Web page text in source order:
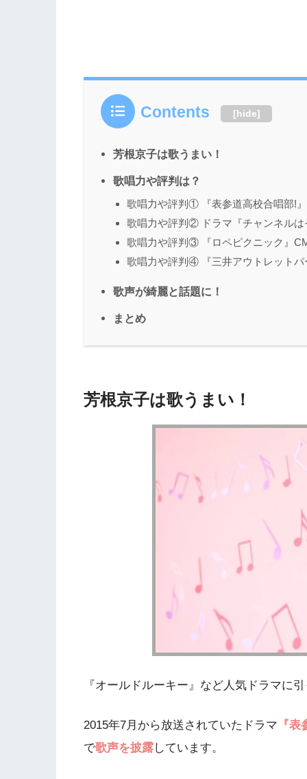
Contents [hide]
芳根京子は歌うまい！
歌唱力や評判は？
歌唱力や評判① 『表参道高校合唱部!
歌唱力や評判② ドラマ『チャンネル
歌唱力や評判③ 『ロペピクニック』
歌唱力や評判④ 『三井アウトレットパ
歌声が綺麗と話題に！
まとめ
芳根京子は歌うまい！
『オールドルーキー』など人気ドラマに
2015年7月から放送されていたドラマ 『
で歌声を披露しています。